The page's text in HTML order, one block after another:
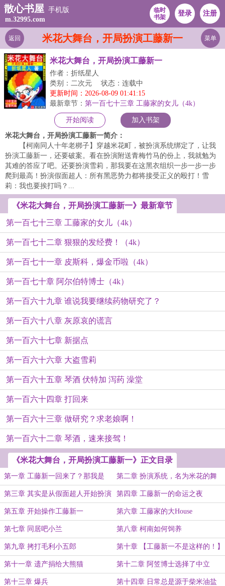
散心书屋 手机版
m.32995.com
临时
书架
登录 注册
米花大舞台，开局扮演工藤新一
返回 菜单
米花大舞台，开局扮演工藤新一
作者：折纸星人
类别：二次元
状态：连载中
更新时间：2026-08-09 01:41:15
最新章节： 第一百七十三章 工藤家的女儿（4k）
开始阅读 加入书架
米花大舞台，开局扮演工藤新一简介：
【柯南同人十年老梆子】穿越米花町，被扮演系统绑定了，让我
扮演工藤新一，还要破案。看在扮演附送青梅竹马的份上，我就勉为
其难的答应了吧。还要扮演雪莉，那我要在这黑衣组织一步一步一步
爬到最高！扮演假面超人：所有黑恶势力都将接受正义的殴打！雪
莉：我也要挨打吗？...
《米花大舞台，开局扮演工藤新一》最新章节
第一百七十三章 工藤家的女儿（4k）
第一百七十二章 狠狠的发经费！（4k）
第一百七十一章 皮斯科，爆金币啦（4k）
第一百七十章 阿尔伯特博士（4k）
第一百六十九章 谁说我要继续药物研究了？
第一百六十八章 灰原哀的谎言
第一百六十七章 新据点
第一百六十六章 大盗雪莉
第一百六十五章 琴酒 伏特加 泻药 澡堂
第一百六十四章 打回来
第一百六十三章 做研究？求老娘啊！
第一百六十二章 琴酒，速来接驾！
《米花大舞台，开局扮演工藤新一》正文目录
第一章 工藤新一回来了？那我是
谁？
第二章 扮演系统，名为米花的舞
台！
第三章 其实是从假面超人开始扮演 第四章 工藤新一的命运之夜
第五章 开始操作工藤新一 第六章 工藤家的大House
第七章 同居吧小兰 第八章 柯南如何饲养
第九章 拷打毛利小五郎 第十章 【工藤新一不是这样的！】
第十一章 遗产捐给大熊猫 第十二章 阿笠博士选择了中立
第十三章 爆兵 第十四章 日常总是源于柴米油盐